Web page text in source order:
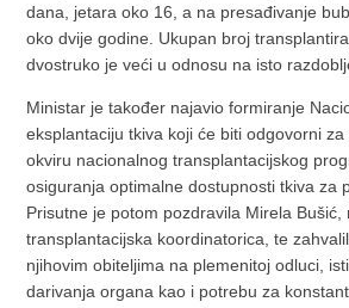
dana, jetara oko 16, a na presađivanje
oko dvije godine. Ukupan broj
dvostruko je veći u odnosu na isto
Ministar je također najavio formiranje
eksplantaciju tkiva koji će biti odgovorni
okviru nacionalnog transplantacijskog
osiguranja optimalne dostupnosti tkiva za
Prisutne je potom pozdravila Mirela Bušić,
transplantacijska koordinatorica, te
njihovim obiteljima na plemenitoj odluci,
darivanja organa kao i potrebu za